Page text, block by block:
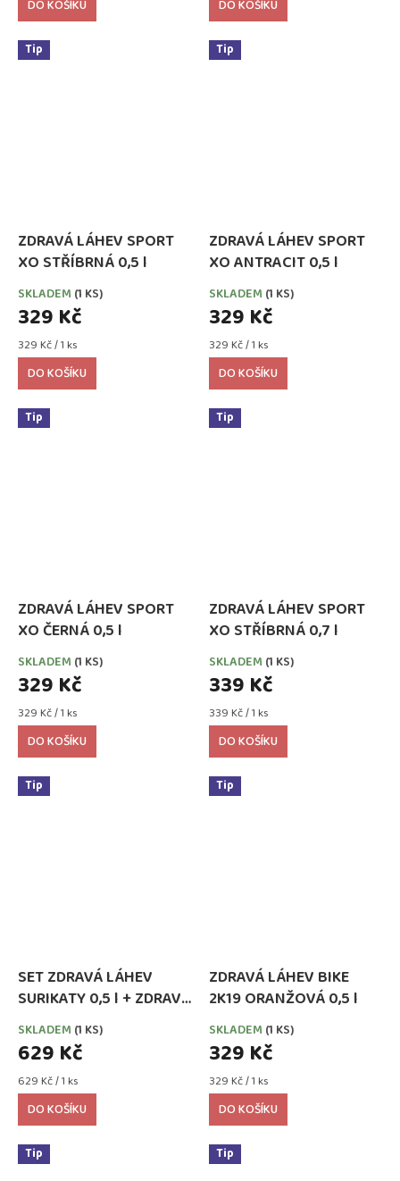
DO KOŠÍKU DO KOŠÍKU
Tip
ZDRAVÁ LÁHEV SPORT
XO STŘÍBRNÁ 0,5 l
SKLADEM (1 KS)
329 Kč
Měrná
cena:
329 Kč / 1 ks
DO KOŠÍKU
Tip
ZDRAVÁ LÁHEV SPORT
XO ANTRACIT 0,5 l
SKLADEM (1 KS)
329 Kč
Měrná
cena:
329 Kč / 1 ks
DO KOŠÍKU
Tip
ZDRAVÁ LÁHEV SPORT
XO ČERNÁ 0,5 l
SKLADEM (1 KS)
329 Kč
Měrná
cena:
329 Kč / 1 ks
DO KOŠÍKU
Tip
ZDRAVÁ LÁHEV SPORT
XO STŘÍBRNÁ 0,7 l
SKLADEM (1 KS)
339 Kč
Měrná
cena:
339 Kč / 1 ks
DO KOŠÍKU
Tip
SET ZDRAVÁ LÁHEV
SURIKATY 0,5 l + ZDRAVÁ
SVÁČA 900 ml
SKLADEM (1 KS)
629 Kč
Měrná
cena:
629 Kč / 1 ks
DO KOŠÍKU
Tip
ZDRAVÁ LÁHEV BIKE
2K19 ORANŽOVÁ 0,5 l
SKLADEM (1 KS)
329 Kč
Měrná
cena:
329 Kč / 1 ks
DO KOŠÍKU
Tip Tip